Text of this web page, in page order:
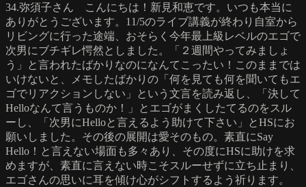
34.弥須子さん こんにちは！新見和恵です。いつも本当に
ありがとうございます。11/5のライブ講義が終わり自室から
リビングに行った途端、おそらく今年最上級レベルのエゴで
次男にブチギレ愕然としました。「２週間やってみましょ
う」と言われたばかりなのになんてこったい！このままでは
いけないと、メモしたばかりの「何を見ても何を聞いてもエ
ゴでリアクションしない」という文言を読み返し、「決して
Helloなんて言うものか！」とエゴがまくしたてるのをスル
ーし、「次男にHelloと言えるよう助けて下さい」とHSにお
願いしました。その後の展開は愛そのもの。素直にSay
Hello！と言えない場面も多々あり、その度にHSに助けを求
めますが、素直に言えない時こそスルーせずに立ち止まり、
エゴさんの思いに耳を傾け心がシフトするよう祈ります。